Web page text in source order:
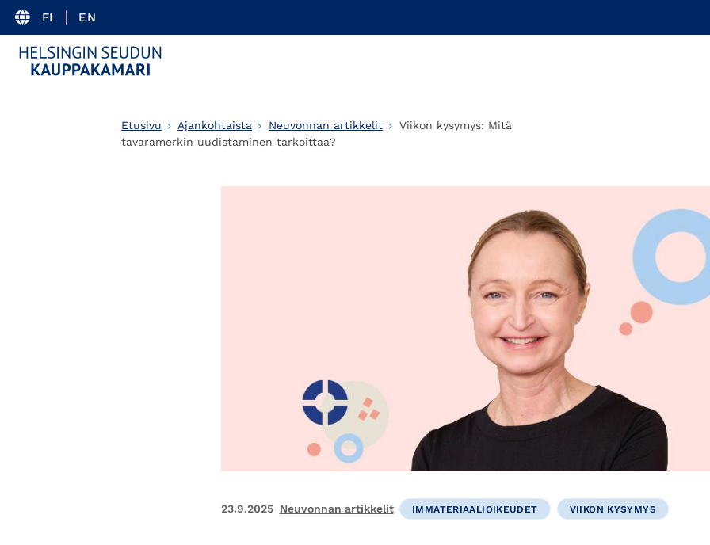
FI EN
Etusivu Ajankohtaista Neuvonnan artikkelit
Viikon kysymys: Mitä
tavaramerkin uudistaminen tarkoittaa?
23.9.2025 Neuvonnan artikkelit IMMATERIAALIOIKEUDET VIIKON KYSYMYS